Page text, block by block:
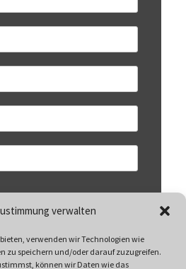
verwalten
verwenden wir Technologien wie
zu speichern und/oder darauf zuzugreifen.
können wir Daten wie das